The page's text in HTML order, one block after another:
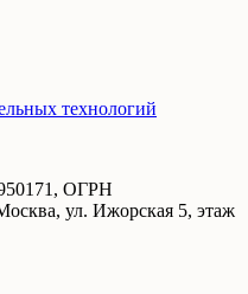
технологий
ОГРН
ул. Ижорская 5, этаж